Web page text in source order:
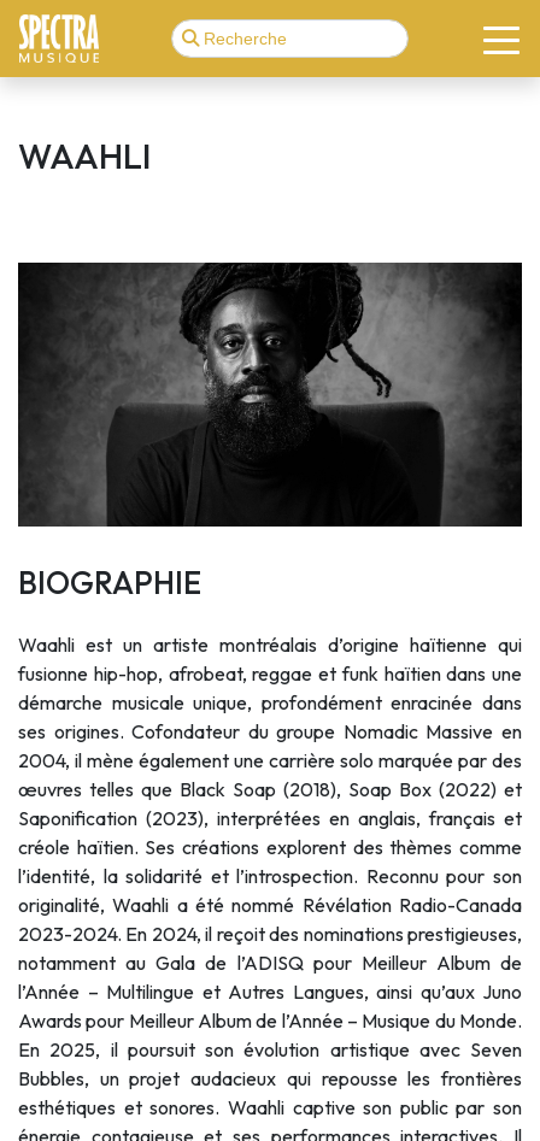
WAAHLI
BIOGRAPHIE
Waahli est un artiste montréalais d’origine haïtienne qui
fusionne hip-hop, afrobeat, reggae et funk haïtien dans une
démarche musicale unique, profondément enracinée dans
ses origines. Cofondateur du groupe Nomadic Massive en
2004, il mène également une carrière solo marquée par des
œuvres telles que Black Soap (2018), Soap Box (2022) et
Saponification (2023), interprétées en anglais, français et
créole haïtien. Ses créations explorent des thèmes comme
l’identité, la solidarité et l’introspection. Reconnu pour son
originalité, Waahli a été nommé Révélation Radio-Canada
2023-2024. En 2024, il reçoit des nominations prestigieuses,
notamment au Gala de l’ADISQ pour Meilleur Album de
l’Année – Multilingue et Autres Langues, ainsi qu’aux Juno
Awards pour Meilleur Album de l’Année – Musique du Monde.
En 2025, il poursuit son évolution artistique avec Seven
Bubbles, un projet audacieux qui repousse les frontières
esthétiques et sonores. Waahli captive son public par son
énergie contagieuse et ses performances interactives. Il